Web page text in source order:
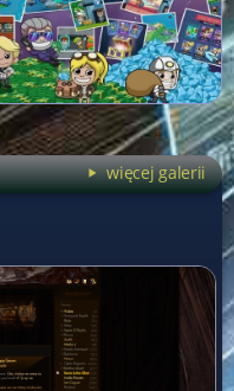
więcej galerii